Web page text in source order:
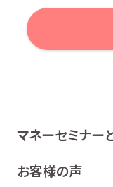
当社は、お客様
当社は、個人情報
イン及び、所属金
個人情報保護方針
マネーセミナー
お客様の声